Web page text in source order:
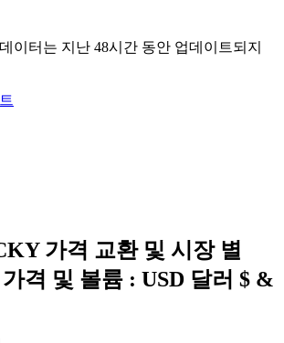
이터는 지난 48시간 동안 업데이트되지
가격 교환 및 시장 별
격 및 볼륨 : USD 달러 $ &